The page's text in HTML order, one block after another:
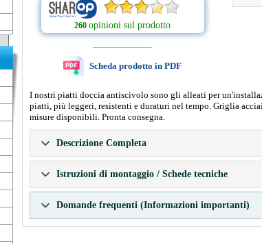
260 opinioni sul prodotto
Scheda prodotto in PDF
I nostri piatti doccia antiscivolo sono gli alleati per
piatti, più leggeri, resistenti e duraturi nel tempo. Griglia
misure disponibili. Pronta consegna.
Descrizione Completa
Istruzioni di montaggio / Schede tecniche
Domande frequenti (Informazioni importanti)